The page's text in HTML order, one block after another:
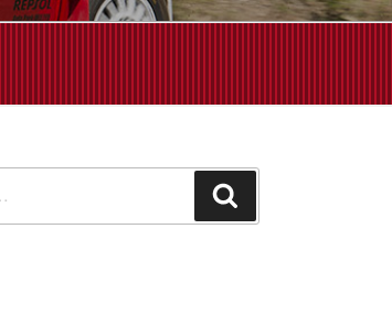
索